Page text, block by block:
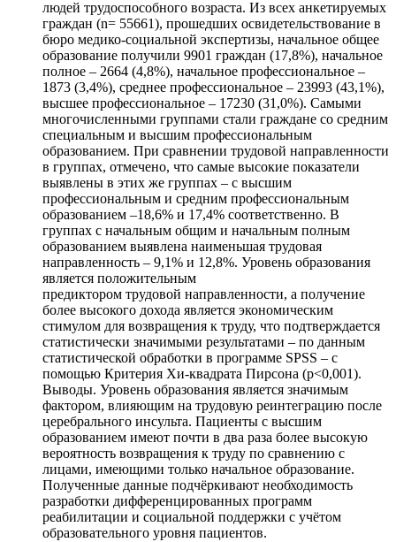
людей трудоспособного возраста. Из всех анкетируемых
граждан (n= 55661), прошедших освидетельствование в
бюро медико-социальной экспертизы, начальное общее
образование получили 9901 граждан (17,8%), начальное
полное – 2664 (4,8%), начальное профессиональное –
1873 (3,4%), среднее профессиональное – 23993 (43,1%),
высшее профессиональное – 17230 (31,0%). Самыми
многочисленными группами стали граждане со средним
специальным и высшим профессиональным
образованием. При сравнении трудовой направленности
в группах, отмечено, что самые высокие показатели
выявлены в этих же группах – с высшим
профессиональным и средним профессиональным
образованием –18,6% и 17,4% соответственно. В
группах с начальным общим и начальным полным
образованием выявлена наименьшая трудовая
направленность – 9,1% и 12,8%. Уровень образования
является положительным
предиктором трудовой направленности, а получение
более высокого дохода является экономическим
стимулом для возвращения к труду, что подтверждается
статистически значимыми результатами – по данным
статистической обработки в программе SPSS – с
помощью Критерия Хи-квадрата Пирсона (р<0,001).
Выводы. Уровень образования является значимым
фактором, влияющим на трудовую реинтеграцию после
церебрального инсульта. Пациенты с высшим
образованием имеют почти в два раза более высокую
вероятность возвращения к труду по сравнению с
лицами, имеющими только начальное образование.
Полученные данные подчёркивают необходимость
разработки дифференцированных программ
реабилитации и социальной поддержки с учётом
образовательного уровня пациентов.